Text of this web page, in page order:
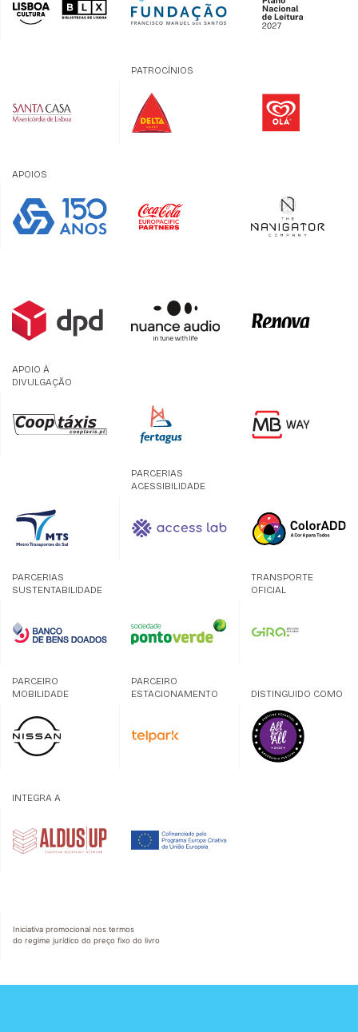
PATROCÍNIOS
APOIOS
APOIO À
DIVULGAÇÃO
PARCERIAS
ACESSIBILIDADE
PARCERIAS
SUSTENTABILIDADE
TRANSPORTE
OFICIAL
PARCEIRO
MOBILIDADE
PARCEIRO
ESTACIONAMENTO
DISTINGUIDO COMO
INTEGRA A
Iniciativa promocional nos termos
do regime jurídico do preço fixo do livro